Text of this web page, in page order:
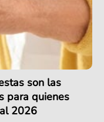
son las
para quienes
2026